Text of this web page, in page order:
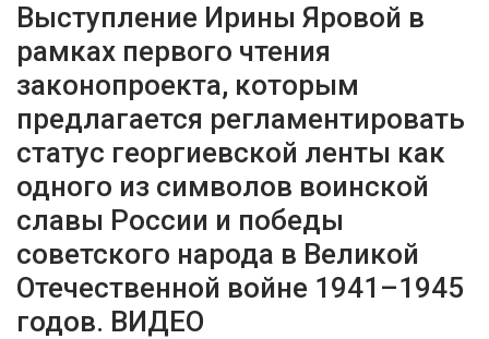
Выступление Ирины Яровой в
рамках первого чтения
законопроекта, которым
предлагается регламентировать
статус георгиевской ленты как
одного из символов воинской
славы России и победы
советского народа в Великой
Отечественной войне 1941–1945
годов. ВИДЕО